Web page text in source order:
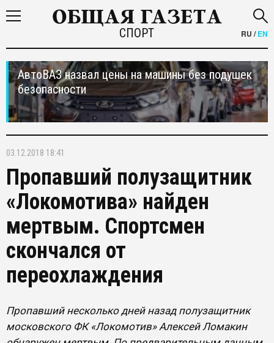
СПОРТ RU /EN
АвтоВАЗ назвал цены на машины без подушек
безопасности
03.12.2018 18:41
Пропавший полузащитник
«Локомотива» найден
мертвым. Спортсмен
скончался от
переохлаждения
Пропавший несколько дней назад полузащитник
московского ФК «Локомотив» Алексей Ломакин